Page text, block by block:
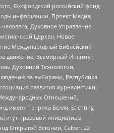
Оксфордский российский фонд,
информации, Проект Медиа,
Духовное Управление
Церкви, Новое
Международный Библейский
движение, Всемирный Институт
Духовной Технологии,
за выборами, Республика
развития журналистики,
Отношений,
имени Генриха Бёлля, Stichting
правовой инициативы
Открытой Эстонии, Calvert 22